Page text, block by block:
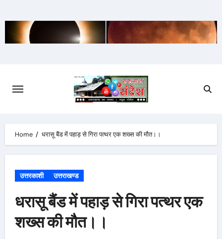
to
Home धरासू बैंड में पहाड़ से गिरा पत्थर एक शख्स की मौत।।
उत्तरकाशी उत्तराखण्ड
धरासू बैंड में पहाड़ से गिरा पत्थर एक
शख्स की मौत।।